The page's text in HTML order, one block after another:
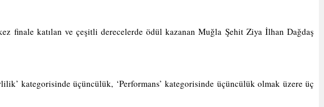
finale katılan ve çeşitli derecelerde ödül kazanan Muğla Şehit Ziya İlhan Dağdaş
kategorisinde üçüncülük, ‘Performans’ kategorisinde üçüncülük olmak üzere üç